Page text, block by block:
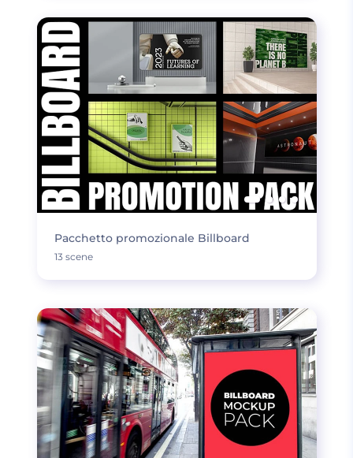
Pacchetto promozionale Billboard
13 scene